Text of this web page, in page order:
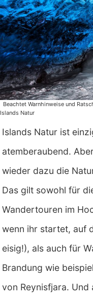
Beachtet Warnhinweise und
Islands Natur
Islands Natur ist
atemberaubend.
wieder dazu die
Das gilt sowohl für
Wandertouren im
wenn ihr startet, auf
eisig!), als auch für
Brandung wie
von Reynisfjara.